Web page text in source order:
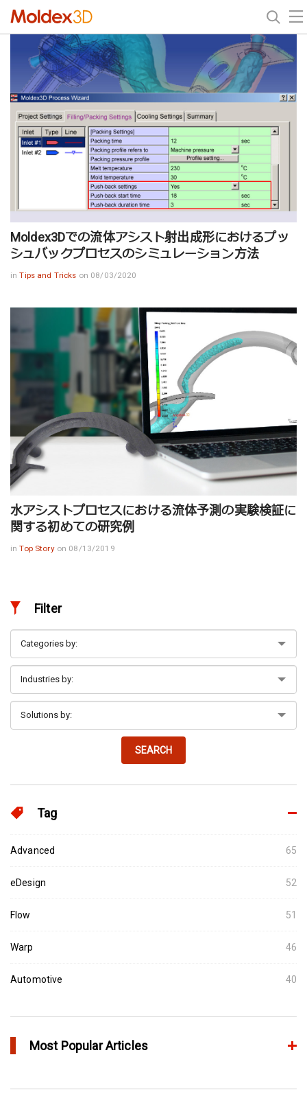
Moldex3Dでの流体アシスト射出成形におけるプッ
シュバックプロセスのシミュレーション方法
inTips and Tricks on 08/03/2020
水アシストプロセスにおける流体予測の実験検証に
関する初めての研究例
inTop Story on 08/13/2019
Filter
SEARCH
Tag
Advanced 65
eDesign 52
Flow 51
Warp 46
Automotive 40
Most Popular Articles